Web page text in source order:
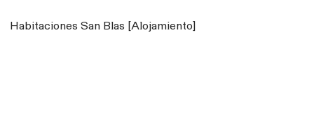
Habitaciones San Blas [Alojamiento]